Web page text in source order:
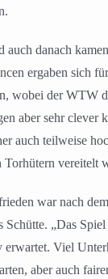
auch danach
ergaben sich
wobei der WTW
aber sehr clever
auch teilweise
Torhütern vereitelt
war nach
Schütte. „Das
erwartet. Viel
aber auch